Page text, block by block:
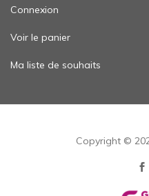
Connexion
Voir le panier
Ma liste de souhaits
Copyright ©